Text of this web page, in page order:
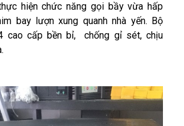
hiện chức năng gọi bầy vừa hấp
bay lượn xung quanh nhà yến. Bộ
cao cấp bền bỉ, chống gỉ sét, chịu